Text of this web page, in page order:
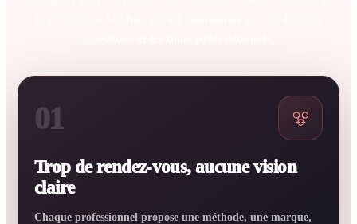
01
Trop de rendez-vous, aucune vision
claire
Chaque professionnel propose une méthode, une marque,